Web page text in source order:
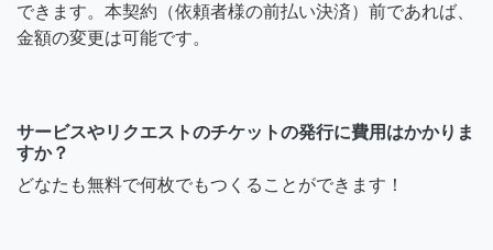
できます。本契約（依頼者様の前払い決済）前であれば、
金額の変更は可能です。
サービスやリクエストのチケットの発行に費用はかかりま
すか？
どなたも無料で何枚でもつくることができます！